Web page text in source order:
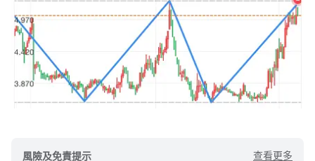
風險及免責提示
查看更多